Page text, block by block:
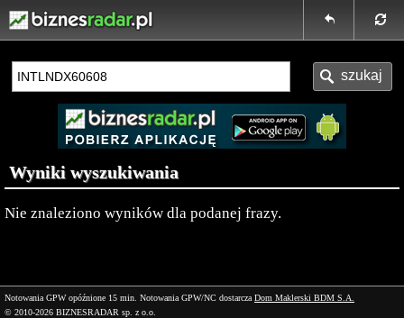
Wyniki wyszukiwania
Nie znaleziono wyników dla podanej frazy.
Notowania GPW opóźnione 15 min. Notowania GPW/NC dostarcza Dom Maklerski BDM S.A.
© 2010-2026 BIZNESRADAR sp. z o.o.